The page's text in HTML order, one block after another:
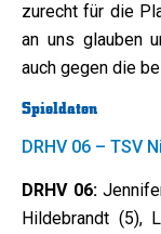
zurecht für die
an uns glauben
auch gegen die
Spieldaten
DRHV 06 – TSV
DRHV 06:
Hildebrandt (5),